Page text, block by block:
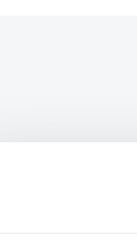
is
van zijn